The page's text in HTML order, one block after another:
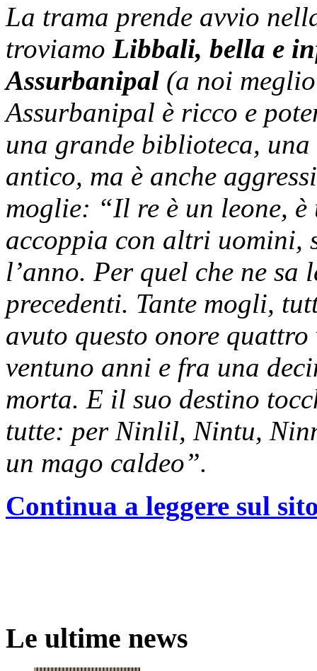
La trama prende avvio
troviamo Libbali, bella e
Assurbanipal (a noi
Assurbanipal è ricco e
una grande biblioteca,
antico, ma è anche
moglie: “Il re è un leone,
accoppia con altri uomini,
l’anno. Per quel che ne sa
precedenti. Tante mogli,
avuto questo onore
ventuno anni e fra una
morta. E il suo destino
tutte: per Ninlil, Nintu,
un mago caldeo”.
Continua a leggere sul
Le ultime news